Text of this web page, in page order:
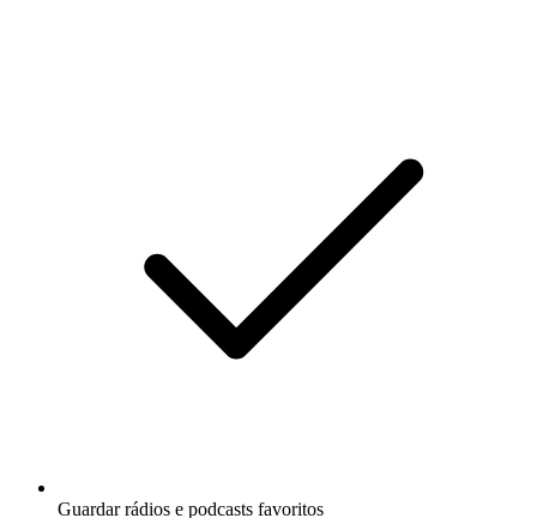
Guardar rádios e podcasts favoritos